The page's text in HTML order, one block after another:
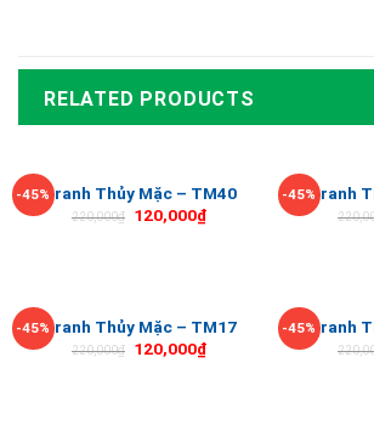
RELATED PRODUCTS
-45%Tranh Thủy Mặc – TM40
220,000₫ 120,000₫
-45%Tranh
-45%Tranh Thủy Mặc – TM17
220,000₫ 120,000₫
-45%Tranh